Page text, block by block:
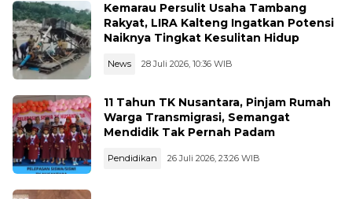
Kemarau Persulit Usaha Tambang
Rakyat, LIRA Kalteng Ingatkan Potensi
Naiknya Tingkat Kesulitan Hidup
News 28 Juli 2026, 10:36 WIB
11 Tahun TK Nusantara, Pinjam Rumah
Warga Transmigrasi, Semangat
Mendidik Tak Pernah Padam
Pendidikan 26 Juli 2026, 23:26 WIB